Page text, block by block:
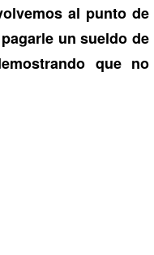
al punto de
un sueldo de
que no